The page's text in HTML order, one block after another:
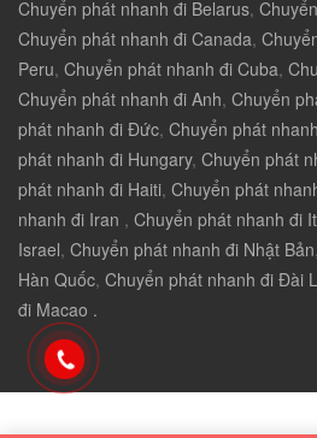
Chuyển phát nhanh đi Belarus,
Chuyển phát nhanh đi Canada,
Peru, Chuyển phát nhanh đi Cuba,
Chuyển phát nhanh đi Anh, Chuyển
phát nhanh đi Đức, Chuyển phát
phát nhanh đi Hungary, Chuyển phát
phát nhanh đi Haiti, Chuyển phát
nhanh đi Iran , Chuyển phát nhanh đi
Israel, Chuyển phát nhanh đi Nhật Bản,
Hàn Quốc, Chuyển phát nhanh đi Đài
đi Macao .